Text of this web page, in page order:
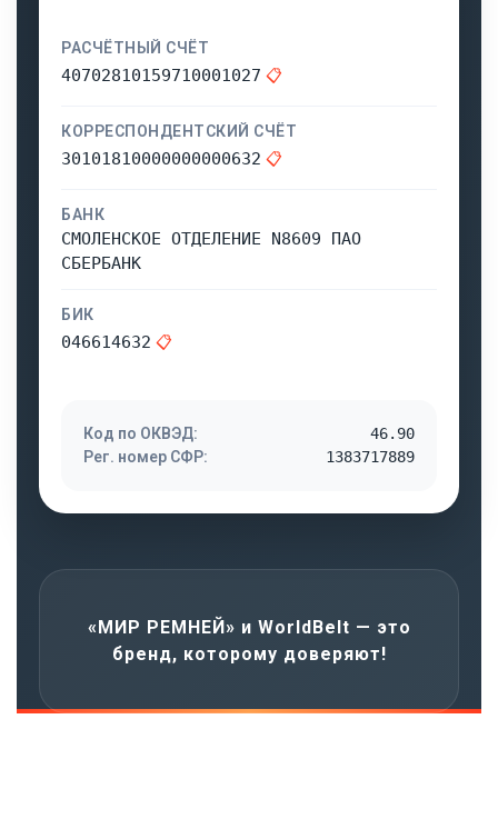
РАСЧЁТНЫЙ СЧЁТ
40702810159710001027 📋
КОРРЕСПОНДЕНТСКИЙ СЧЁТ
30101810000000000632 📋
БАНК
СМОЛЕНСКОЕ ОТДЕЛЕНИЕ N8609 ПАО
СБЕРБАНК
БИК
046614632 📋
Код по ОКВЭД:
46.90
Рег. номер СФР:
1383717889
«МИР РЕМНЕЙ» и WorldBelt — это
бренд, которому доверяют!